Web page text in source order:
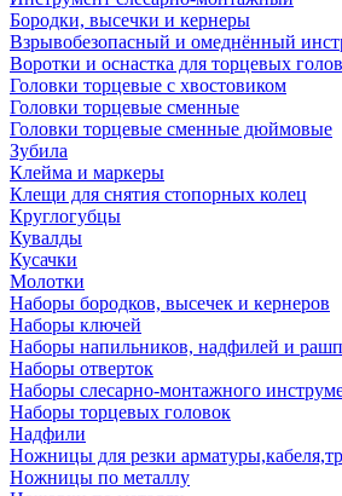
Бородки, высечки и кернеры
Взрывобезопасный и омеднённый
Воротки и оснаcтка для торцевых
Головки торцевые с хвостовиком
Головки торцевые сменные
Головки торцевые сменные дюймовые
Зубила
Клейма и маркеры
Клещи для снятия стопорных колец
Круглогубцы
Кувалды
Кусачки
Молотки
Наборы бородков, высечек и кернеров
Наборы ключей
Наборы напильников, надфилей и
Наборы отверток
Наборы слесарно-монтажного
Наборы торцевых головок
Надфили
Ножницы для резки
Ножницы по металлу